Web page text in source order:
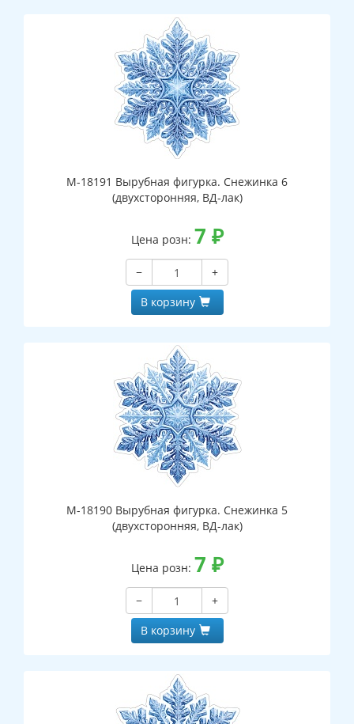
М-18191 Вырубная фигурка. Снежинка 6
(двухсторонняя, ВД-лак)
Цена розн: 7 ₽
−
+
В корзину
М-18190 Вырубная фигурка. Снежинка 5
(двухсторонняя, ВД-лак)
Цена розн: 7 ₽
−
+
В корзину